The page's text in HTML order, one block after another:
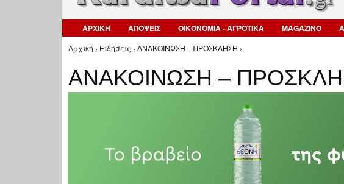
ΑΡΧΙΚΗ ΑΠΟΨΕΙΣ ΟΙΚΟΝΟΜΙΑ - ΑΓΡΟΤΙΚΑ MAGAZINO
Είστε εδώ
Αρχική › Ειδήσεις › ΑΝΑΚΟΙΝΩΣΗ – ΠΡΟΣΚΛΗΣΗ ›
ΑΝΑΚΟΙΝΩΣΗ –